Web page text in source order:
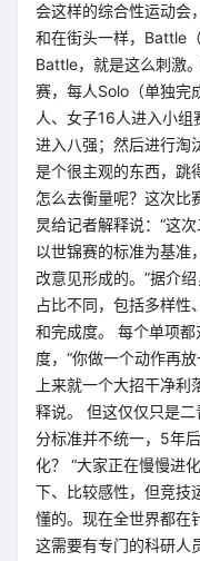
会这样的综合性运动会
和在街头一样，Battle
Battle，就是这么刺激
赛，每人Solo（单独完
人、女子16人进入小
进入八强；然后进行淘
是个很主观的东西，跳
怎么去衡量呢？这次比
炅给记者解释说：“这
以世锦赛的标准为基准
改意见形成的。”据介
占比不同，包括多样性
和完成度。 每个单项
度，“你做一个动作再
上来就一个大招干净
释说。 但这仅仅只是
分标准并不统一，5年
化？ “大家正在慢慢进
下、比较感性，但竞技
懂的。现在全世界都在
这需要有专门的科研人